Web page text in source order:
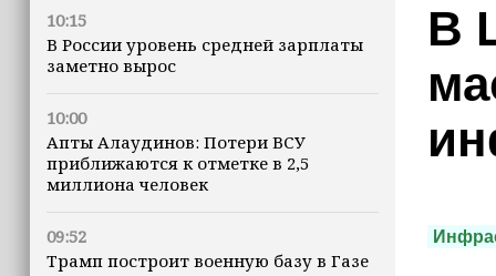
10:15
В России уровень средней зарплаты
заметно вырос
10:00
Апты Алаудинов: Потери ВСУ
приближаются к отметке в 2,5
миллиона человек
09:52
Трамп построит военную базу в Газе
В